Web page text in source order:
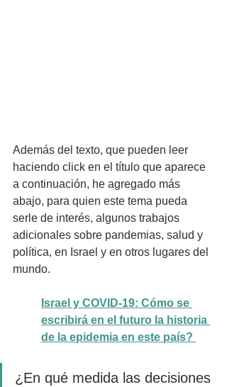
Además del texto, que pueden leer
haciendo click en el título que aparece
a continuación, he agregado más
abajo, para quien este tema pueda
serle de interés, algunos trabajos
adicionales sobre pandemias, salud y
política, en Israel y en otros lugares del
mundo.
Israel y COVID-19: Cómo se
escribirá en el futuro la historia
de la epidemia en este país?
¿En qué medida las decisiones